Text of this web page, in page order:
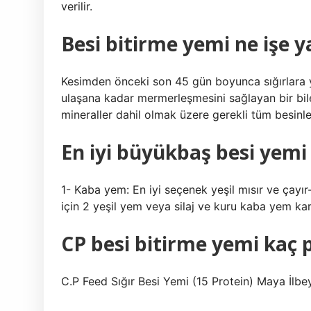
verilir.
Besi bitirme yemi ne işe
Kesimden önceki son 45 gün boyunca
ulaşana kadar mermerleşmesini sağlayan bir
mineraller dahil olmak üzere gerekli tüm
En iyi büyükbaş besi
1- Kaba yem: En iyi seçenek yeşil mısır ve
için 2 yeşil yem veya silaj ve kuru kaba yem
CP besi bitirme yemi kaç
C.P Feed Sığır Besi Yemi (15 Protein) Maya